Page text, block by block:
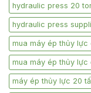
hydraulic press 20
hydraulic press
mua máy ép thủy lực
mua máy ép thủy lực
máy ép thủy lực 20